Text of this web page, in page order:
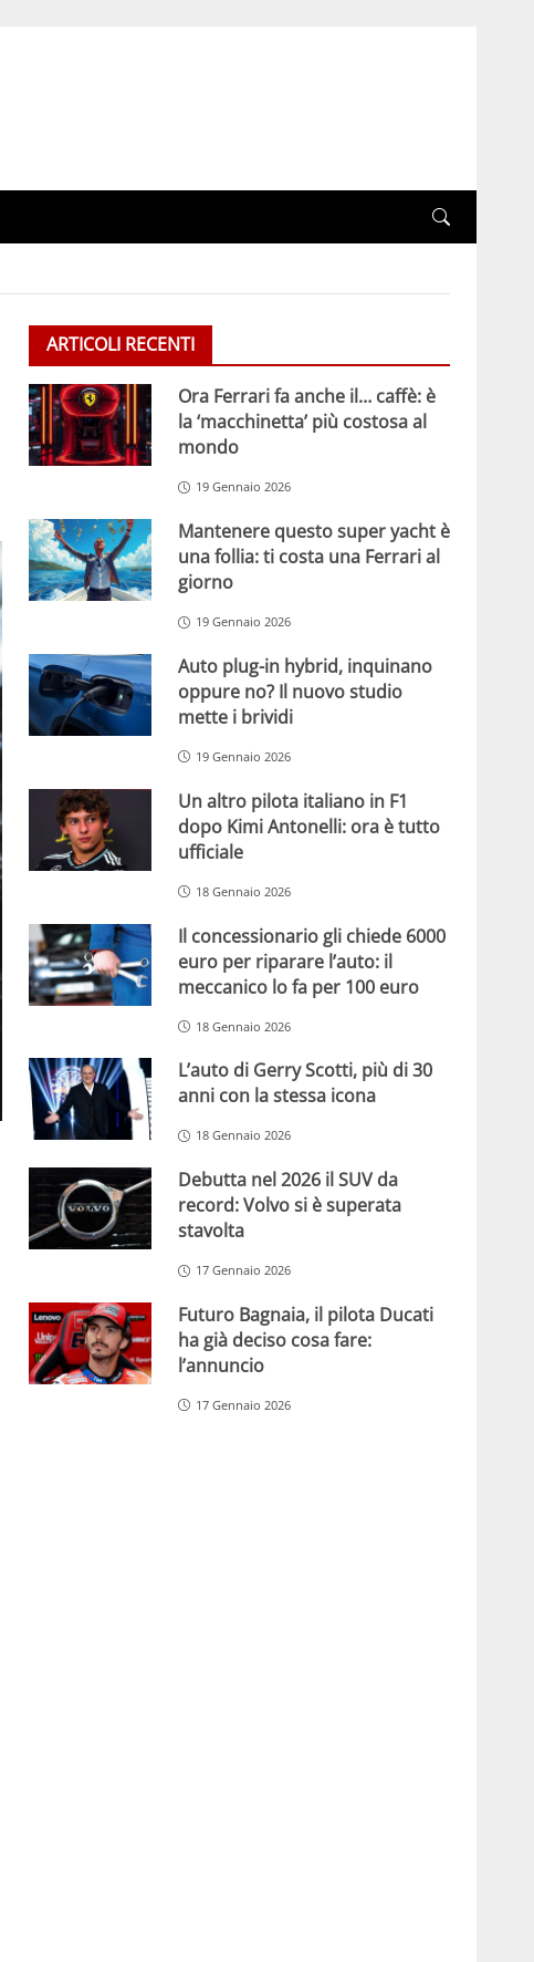
ARTICOLI RECENTI
Ora Ferrari fa anche il… caffè: è
la ‘macchinetta’ più costosa al
mondo
19 Gennaio 2026
Mantenere questo super yacht è
una follia: ti costa una Ferrari al
giorno
19 Gennaio 2026
Auto plug-in hybrid, inquinano
oppure no? Il nuovo studio
mette i brividi
19 Gennaio 2026
Un altro pilota italiano in F1
dopo Kimi Antonelli: ora è tutto
ufficiale
18 Gennaio 2026
Il concessionario gli chiede 6000
euro per riparare l’auto: il
meccanico lo fa per 100 euro
18 Gennaio 2026
L’auto di Gerry Scotti, più di 30
anni con la stessa icona
18 Gennaio 2026
Debutta nel 2026 il SUV da
record: Volvo si è superata
stavolta
17 Gennaio 2026
Futuro Bagnaia, il pilota Ducati
ha già deciso cosa fare:
l’annuncio
17 Gennaio 2026